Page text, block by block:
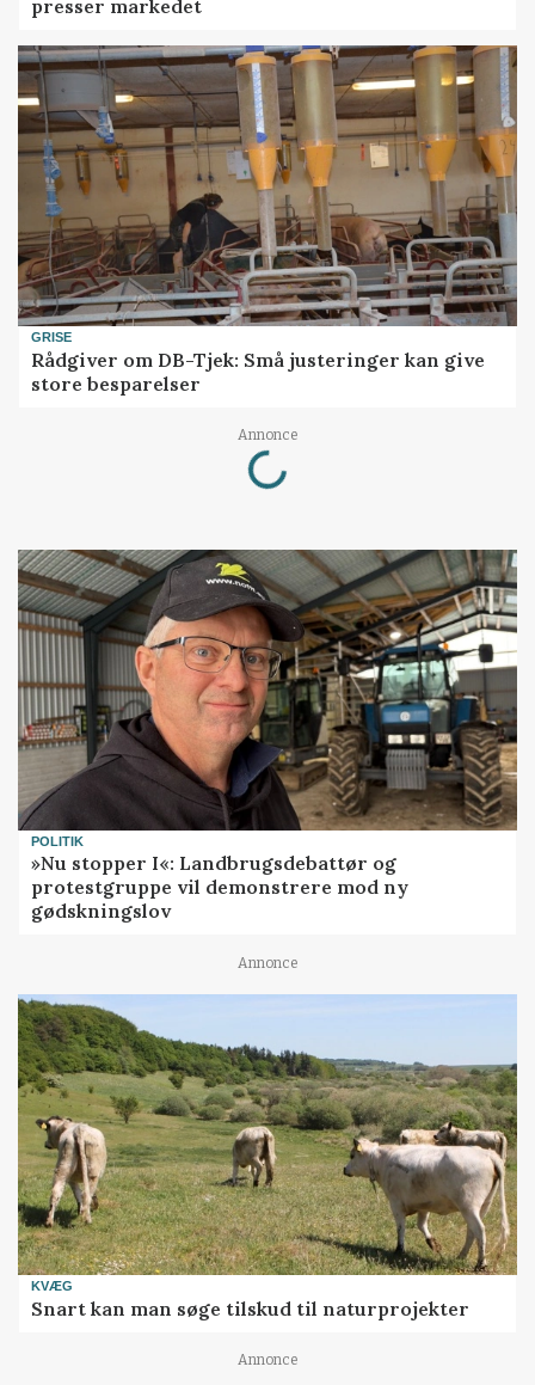
presser markedet
GRISE
Rådgiver om DB-Tjek: Små justeringer kan give
store besparelser
Annonce
Loading...
POLITIK
»Nu stopper I«: Landbrugsdebattør og
protestgruppe vil demonstrere mod ny
gødskningslov
Annonce
KVÆG
Snart kan man søge tilskud til naturprojekter
Annonce